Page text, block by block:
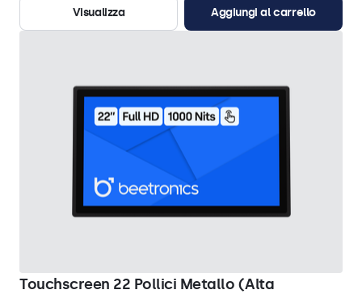
Visualizza
Aggiungi al carrello
Touchscreen 22 Pollici Metallo (Alta